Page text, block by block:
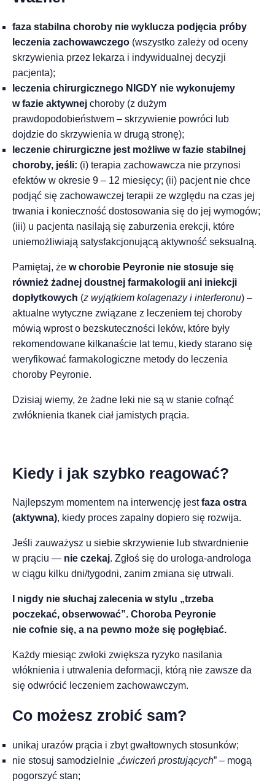
faza stabilna choroby nie wyklucza podjęcia próby
leczenia zachowawczego (wszystko zależy od oceny
skrzywienia przez lekarza i indywidualnej decyzji
pacjenta);
leczenia chirurgicznego NIGDY nie wykonujemy
w fazie aktywnej choroby (z dużym
prawdopodobieństwem – skrzywienie powróci lub
dojdzie do skrzywienia w drugą stronę);
leczenie chirurgiczne jest możliwe w fazie stabilnej
choroby, jeśli: (i) terapia zachowawcza nie przynosi
efektów w okresie 9 – 12 miesięcy; (ii) pacjent nie chce
podjąć się zachowawczej terapii ze względu na czas jej
trwania i konieczność dostosowania się do jej wymogów;
(iii) u pacjenta nasilają się zaburzenia erekcji, które
uniemożliwiają satysfakcjonującą aktywność seksualną.
Pamiętaj, że w chorobie Peyronie nie stosuje się
również żadnej doustnej farmakologii ani iniekcji
dopłytkowych (z wyjątkiem kolagenazy i interferonu) –
aktualne wytyczne związane z leczeniem tej choroby
mówią wprost o bezskuteczności leków, które były
rekomendowane kilkanaście lat temu, kiedy starano się
weryfikować farmakologiczne metody do leczenia
choroby Peyronie.
Dzisiaj wiemy, że żadne leki nie są w stanie cofnąć
zwłóknienia tkanek ciał jamistych prącia.
Kiedy i jak szybko reagować?
Najlepszym momentem na interwencję jestfaza ostra
(aktywna), kiedy proces zapalny dopiero się rozwija.
Jeśli zauważysz u siebie skrzywienie lub stwardnienie
w prąciu — nie czekaj. Zgłoś się do urologa-androloga
w ciągu kilku dni/tygodni, zanim zmiana się utrwali.
I nigdy nie słuchaj zalecenia w stylu „trzeba
poczekać, obserwować”. Choroba Peyronie
nie cofnie się, a na pewno może się pogłębiać.
Każdy miesiąc zwłoki zwiększa ryzyko nasilania
włóknienia i utrwalenia deformacji, którą nie zawsze da
się odwrócić leczeniem zachowawczym.
Co możesz zrobić sam?
unikaj urazów prącia i zbyt gwałtownych stosunków;
nie stosuj samodzielnie „ćwiczeń prostujących” – mogą
pogorszyć stan;